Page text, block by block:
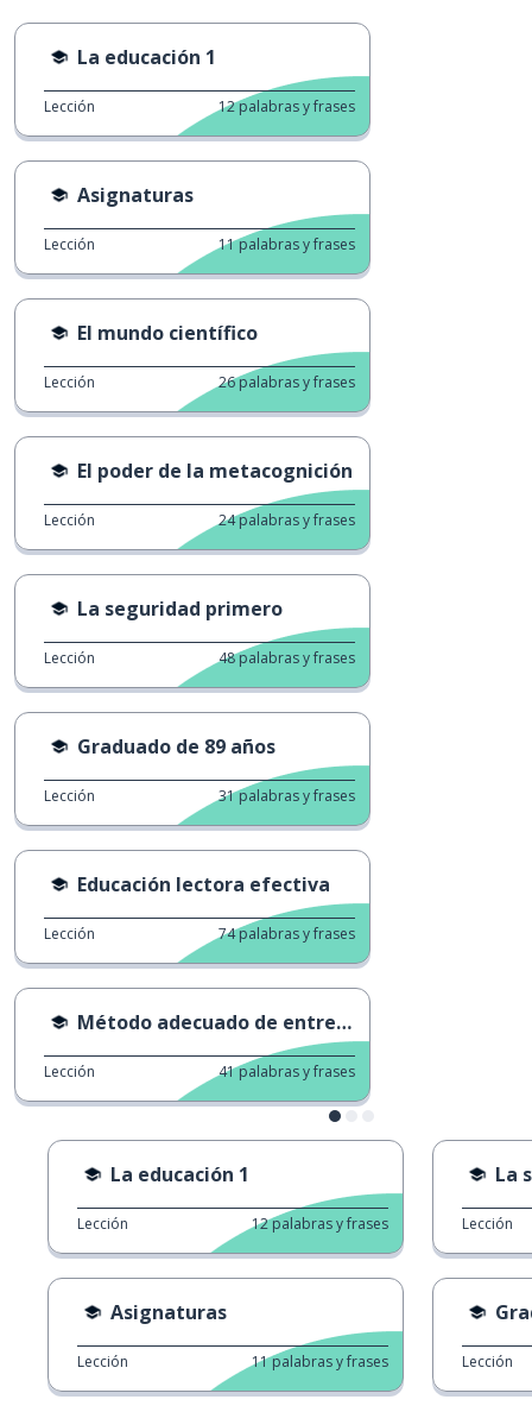
La educación 1
Lección 12palabras y frases
Asignaturas
Lección 11palabras y frases
El mundo científico
Lección 26palabras y frases
El poder de la metacognición
Lección 24palabras y frases
La seguridad primero
Lección 48palabras y frases
Graduado de 89 años
Lección 31palabras y frases
Educación lectora efectiva
Lección 74palabras y frases
Método adecuado de entrenamiento de perros
Lección 41palabras y frases
La educación 1
Lección 12palabras y frases
Asignaturas
Lección 11palabras y frases
La
Lección
Lección